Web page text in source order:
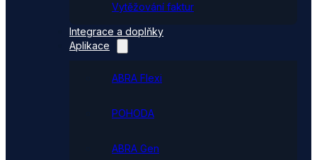
Vytěžování faktur
Integrace a doplňky
Aplikace
ABRA Flexi
POHODA
ABRA Gen